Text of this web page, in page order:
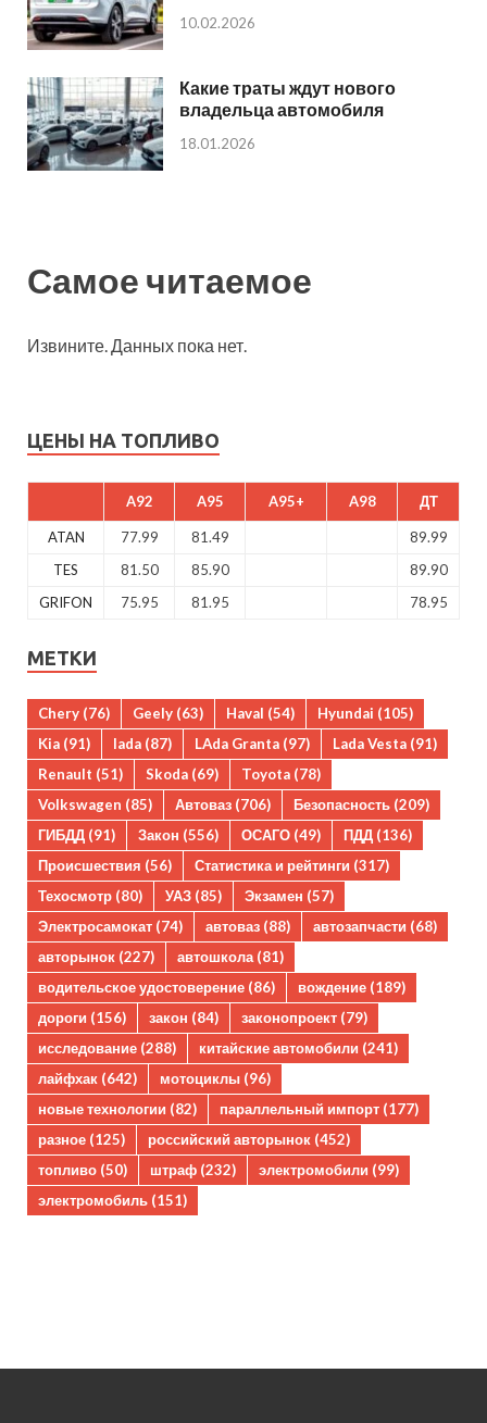
10.02.2026
Какие траты ждут нового
владельца автомобиля
18.01.2026
Самое читаемое
Извините. Данных пока нет.
ЦЕНЫ НА ТОПЛИВО
A92 A95 A95+ A98 ДТ
ATAN 77.99 81.49
89.99
TES
81.50 85.90
89.90
GRIFON
75.95 81.95 78.95
МЕТКИ
Chery (76) Geely (63) Haval (54) Hyundai (105)
Kia (91) lada (87) LAda Granta (97) Lada Vesta (91)
Renault (51) Skoda (69) Toyota (78)
Volkswagen (85) Автоваз (706) Безопасность (209)
ГИБДД (91) Закон (556) ОСАГО (49) ПДД (136)
Происшествия (56) Статистика и рейтинги (317)
Техосмотр (80) УАЗ (85) Экзамен (57)
Электросамокат (74) автоваз (88) автозапчасти (68)
авторынок (227) автошкола(81)
водительское удостоверение (86) вождение (189)
дороги (156) закон (84) законопроект (79)
исследование (288) китайские автомобили (241)
лайфхак (642) мотоциклы (96)
новые технологии (82) параллельный импорт (177)
разное (125) российский авторынок (452)
топливо (50) штраф (232) электромобили (99)
электромобиль (151)